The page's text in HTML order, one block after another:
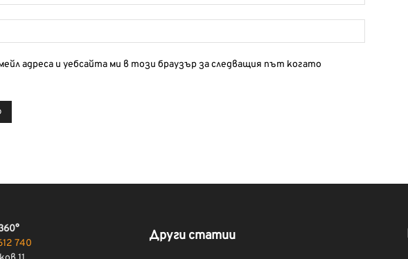
адреса и уебсайта ми в този браузър за следващия път когато
740
Други статии